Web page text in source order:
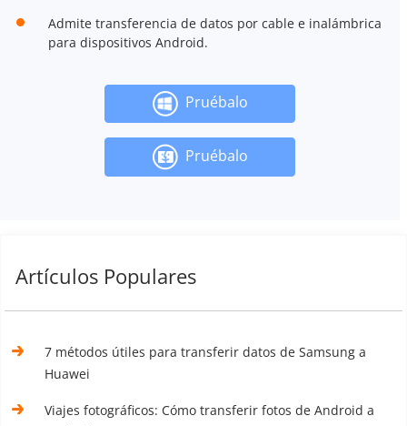
Admite transferencia de datos por cable e inalámbrica
para dispositivos Android.
Pruébalo
Pruébalo
Artículos Populares
7 métodos útiles para transferir datos de Samsung a
Huawei
Viajes fotográficos: Cómo transferir fotos de Android a